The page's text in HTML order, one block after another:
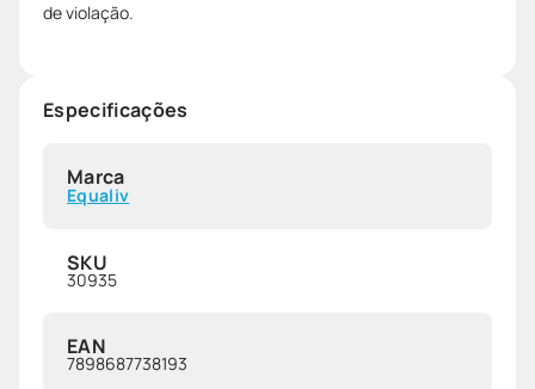
de violação.
Especificações
Marca
Equaliv
SKU
30935
EAN
7898687738193